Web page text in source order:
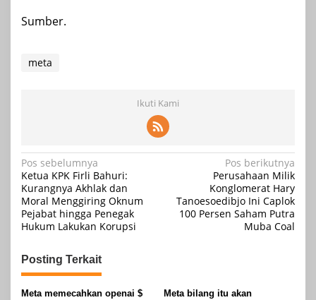
Sumber.
meta
Ikuti Kami
Navigasi
pos
Pos sebelumnya
Ketua KPK Firli Bahuri:
Kurangnya Akhlak dan
Moral Menggiring Oknum
Pejabat hingga Penegak
Hukum Lakukan Korupsi
Pos berikutnya
Perusahaan Milik
Konglomerat Hary
Tanoesoedibjo Ini Caplok
100 Persen Saham Putra
Muba Coal
Posting Terkait
Meta memecahkan openai $
Meta bilang itu akan